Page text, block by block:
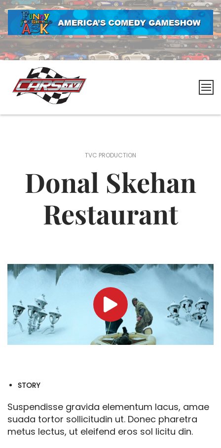
content
Cars.tv
TVC PRODUCTION
Donal Skehan
Restaurant
STORY
Suspendisse gravida elementum lacus, amae
suada tortor sollicitudin ut. Donec pharetra
metus lectus, ut eleifend eros sol licitu din.